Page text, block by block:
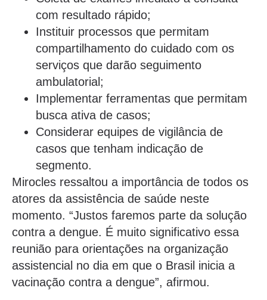
com resultado rápido;
Instituir processos que permitam
compartilhamento do cuidado com os
serviços que darão seguimento
ambulatorial;
Implementar ferramentas que permitam
busca ativa de casos;
Considerar equipes de vigilância de
casos que tenham indicação de
segmento.
Mirocles ressaltou a importância de todos os
atores da assistência de saúde neste
momento. “Justos faremos parte da solução
contra a dengue. É muito significativo essa
reunião para orientações na organização
assistencial no dia em que o Brasil inicia a
vacinação contra a dengue”, afirmou.